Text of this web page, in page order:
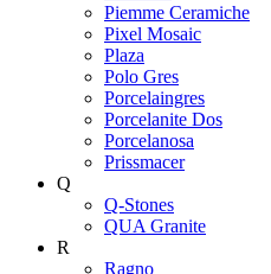
Piemme Ceramiche
Pixel Mosaic
Plaza
Polo Gres
Porcelaingres
Porcelanite Dos
Porcelanosa
Prissmacer
Q
Q-Stones
QUA Granite
R
Ragno